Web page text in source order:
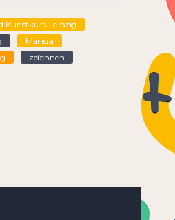
Kunstkurs Leipzig
Manga
zeichnen